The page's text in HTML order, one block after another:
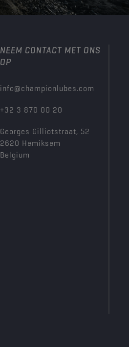
NEEM CONTACT MET ONS
OP
info@championlubes.com
+32 3 870 00 20
Georges Gilliotstraat, 52
2620 Hemiksem
Belgium